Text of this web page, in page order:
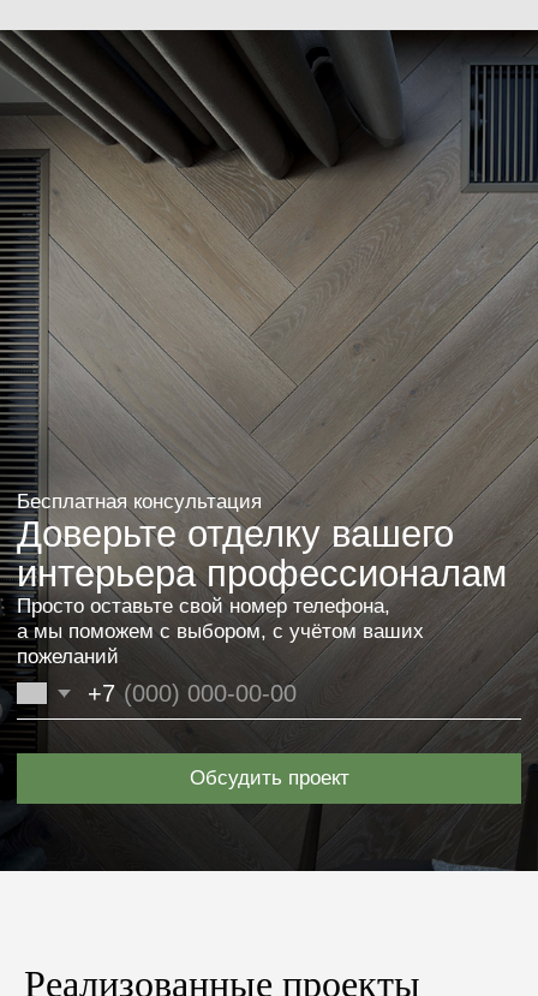
Реализованные проекты
Хотите также? Оставьте заявку или свяжитесь
с нами. Мы поможем в выборе, исходя из ваших
пожеланий и бюджета.
Оставить заявку
Другие проекты